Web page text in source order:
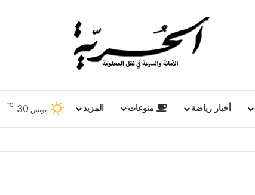
أخبار رياضة منوعات المزيد تونس 30
℃